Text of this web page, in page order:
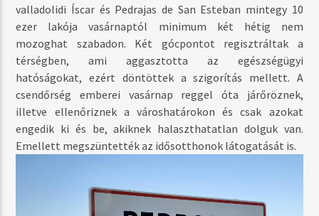
valladolidi Íscar és Pedrajas de San Esteban mintegy 10
ezer lakója vasárnaptól minimum két hétig nem
mozoghat szabadon. Két gócpontot regisztráltak a
térségben, ami aggasztotta az egészségügyi
hatóságokat, ezért döntöttek a szigorítás mellett. A
csendőrség emberei vasárnap reggel óta járőröznek,
illetve ellenőriznek a városhatárokon és csak azokat
engedik ki és be, akiknek halaszthatatlan dolguk van.
Emellett megszüntették az idősotthonok látogatását is.